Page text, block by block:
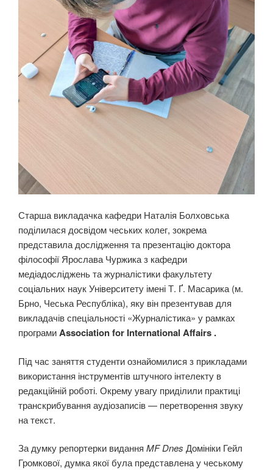
Старша викладачка кафедри Наталія Болховська
поділилася досвідом чеських колег, зокрема
представила дослідження та презентацію доктора
філософії Ярослава Чуржика з кафедри
медіадосліджень та журналістики факультету
соціальних наук Університету імені Т. Ґ. Масарика (м.
Брно, Чеська Республіка), яку він презентував для
викладачів спеціальності «Журналістика» у рамках
програмиAssociation for International Affairs .
Під час заняття студенти ознайомилися з прикладами
використання інструментів штучного інтелекту в
редакційній роботі. Окрему увагу приділили практиці
транскрибування аудіозаписів — перетворення звуку
на текст.
За думку репортерки видання MF Dnes Домініки Гейл
Громкової, думка якої була представлена у чеському